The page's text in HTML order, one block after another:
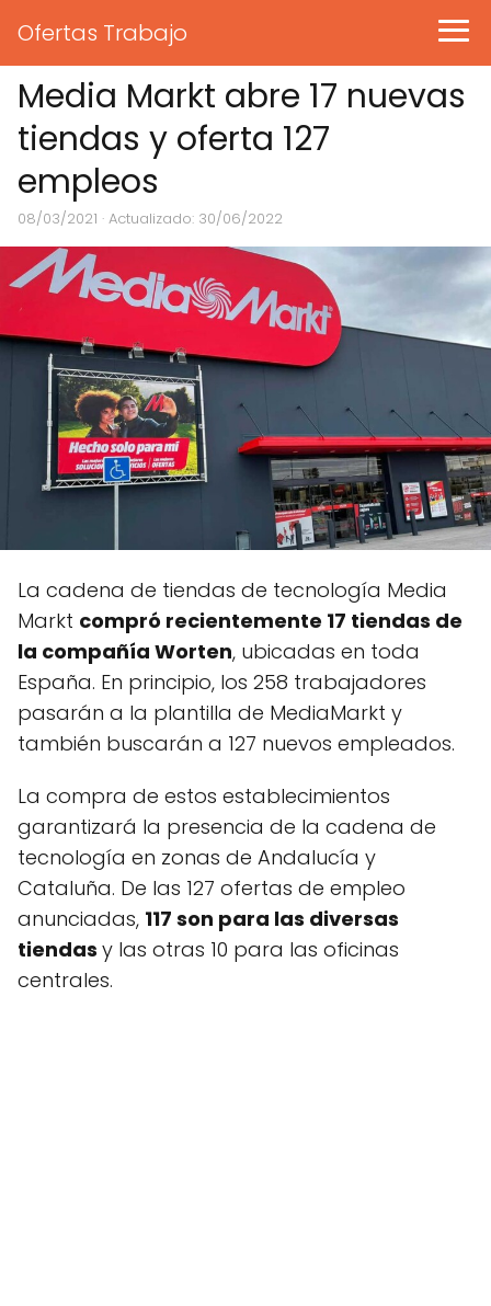
Ofertas Trabajo
Media Markt abre 17 nuevas
tiendas y oferta 127
empleos
08/03/2021 · Actualizado: 30/06/2022
La cadena de tiendas de tecnología Media
Markt compró recientemente 17 tiendas de
la compañía Worten, ubicadas en toda
España. En principio, los 258 trabajadores
pasarán a la plantilla de MediaMarkt y
también buscarán a 127 nuevos empleados.
La compra de estos establecimientos
garantizará la presencia de la cadena de
tecnología en zonas de Andalucía y
Cataluña. De las 127 ofertas de empleo
anunciadas, 117 son para las diversas
tiendas y las otras 10 para las oficinas
centrales.